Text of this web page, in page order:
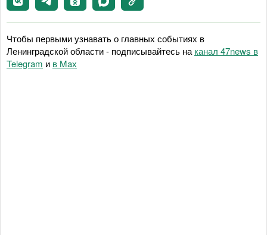
Чтобы первыми узнавать о главных событиях в
Ленинградской области - подписывайтесь на канал 47news в
Telegram и в Maх